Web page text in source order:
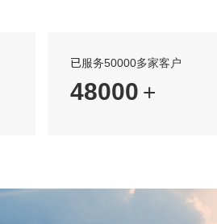
已服务50000多家客户
50000 +